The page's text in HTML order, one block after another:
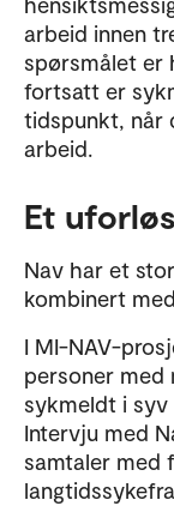
arbeid innen
spørsmålet er
fortsatt er
tidspunkt, når
arbeid.
Et
Nav har et
kombinert
I MI-NAV-
personer
sykmeldt i syv
Intervju med
samtaler med